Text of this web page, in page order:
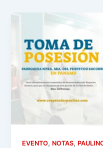
EVENTO, NOTAS,